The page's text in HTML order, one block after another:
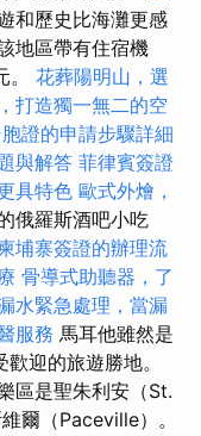
和歷史比海灘更感
地區帶有住宿機
。 花葬陽明山，選
打造獨一無二的空
證的申請步驟詳細
與解答 菲律賓簽證
具特色 歐式外燴，
俄羅斯酒吧小吃
埔寨簽證的辦理流
骨導式助聽器，了
水緊急處理，當漏
服務 馬耳他雖然是
迎的旅遊勝地。
區是聖朱利安（St.
爾（Paceville）。